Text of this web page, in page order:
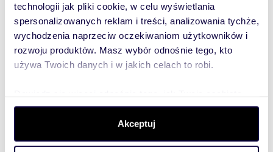
technologii jak pliki cookie, w celu wyświetlania
spersonalizowanych reklam i treści, analizowania tychże,
wychodzenia naprzeciw oczekiwaniom użytkowników i
rozwoju produktów. Masz wybór odnośnie tego, kto
używa Twoich danych i w jakich celach to robi.
dane są przetwarzane oraz ustaw własne preferencje w
. W Deklaracji plików cookie możesz
zmienić lub wycofać swoją zgodę w dowolnej chwili.
Akceptuj